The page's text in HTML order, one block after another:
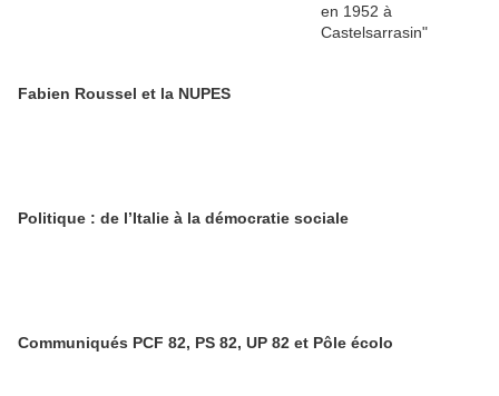
Fabien Roussel et la NUPES
Politique : de l’Italie à la démocratie sociale
Communiqués PCF 82, PS 82, UP 82 et Pôle écolo